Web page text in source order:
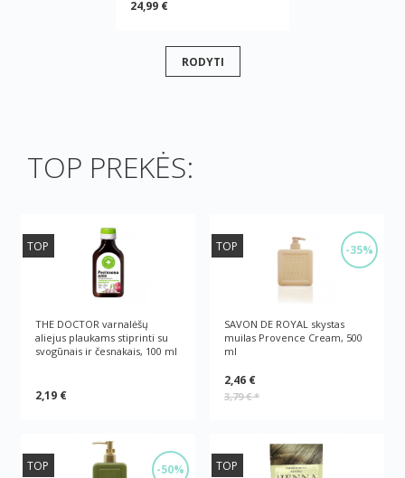
24,99 €
RODYTI
TOP PREKĖS:
TOP
THE DOCTOR varnalėšų
aliejus plaukams stiprinti su
svogūnais ir česnakais, 100 ml
2,19 €
-35%
TOP
SAVON DE ROYAL skystas
muilas Provence Cream, 500
ml
2,46 €
3,79 €*
-50%
TOP TOP